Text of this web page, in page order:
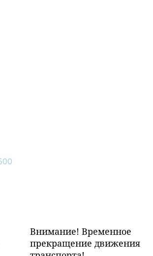
Внимание! Временное
прекращение движения